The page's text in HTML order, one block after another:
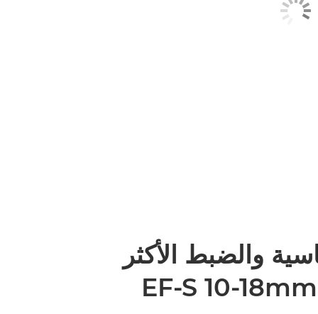
والضبط الأكثر